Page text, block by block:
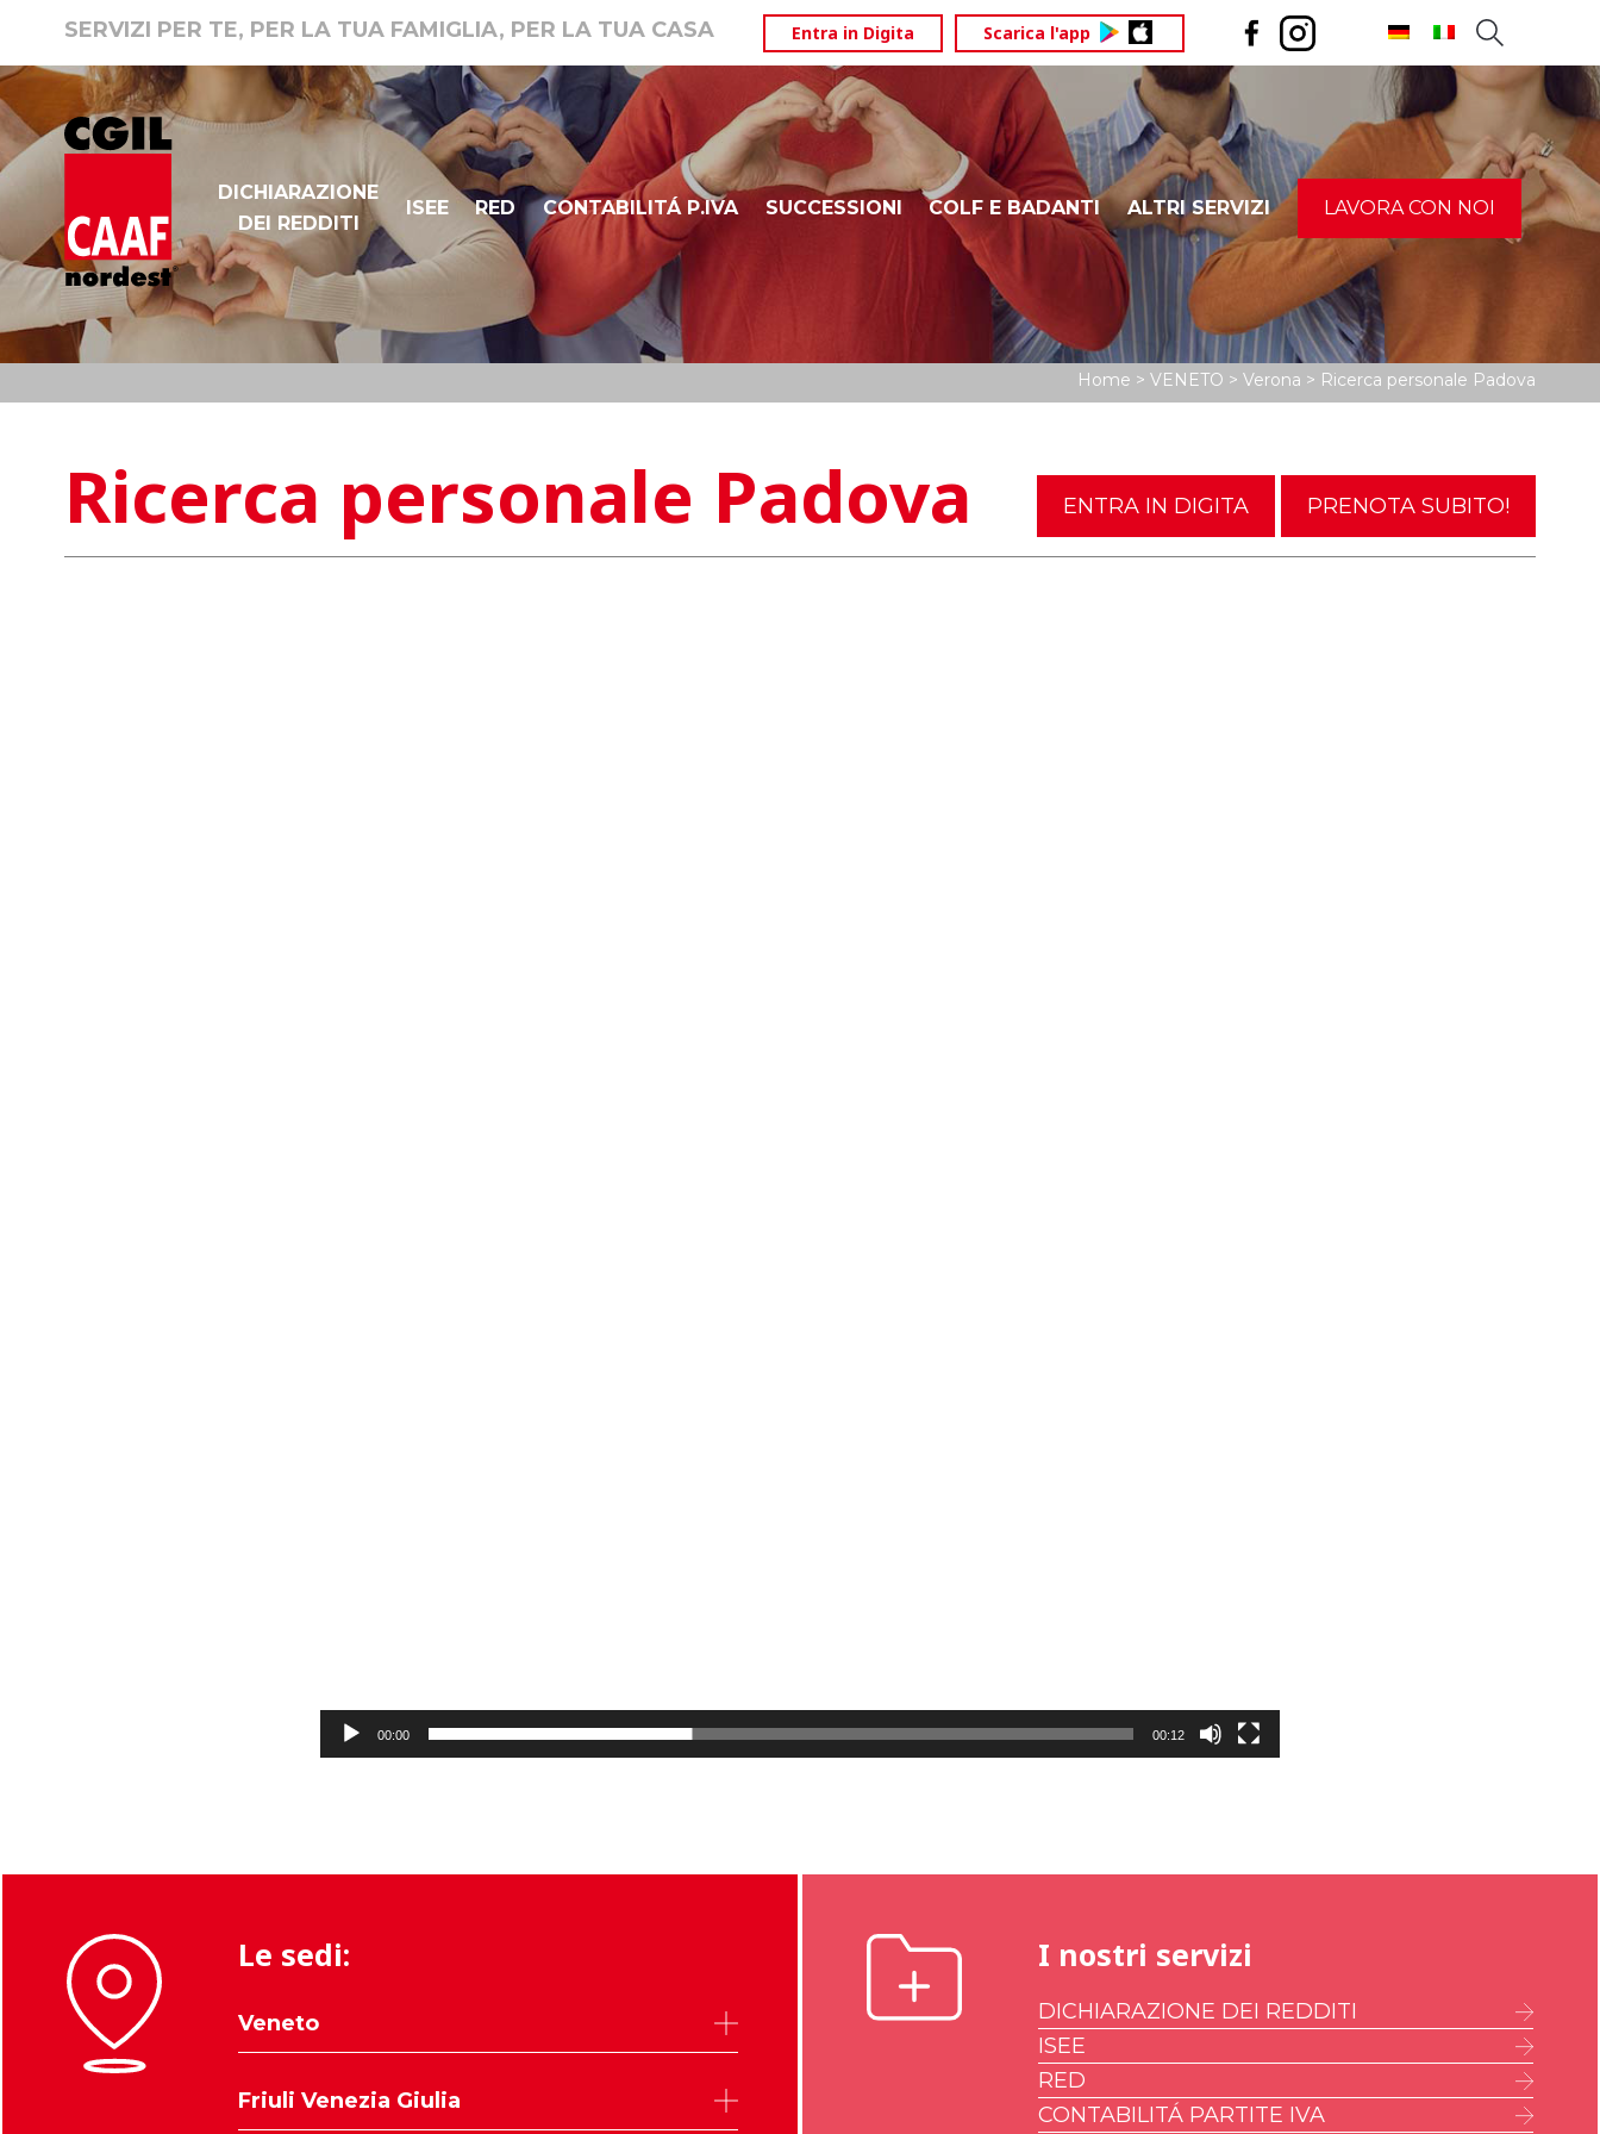
SERVIZI PER TE, PER LA TUA FAMIGLIA, PER LA TUA CASA Entra in Digita Scarica l'app
DICHIARAZIONE
DEI REDDITI
ISEE
DURP – BOLZANO ALTO ADIGE ICEF – TRENTINO
RED CONTABILITÁ P.IVA SUCCESSIONI COLF E BADANTI
ALTRI SERVIZI
IMU – ILIA – IMI – IMIS
LAVORA CON NOI
Home >VENETO >Verona > Ricerca personale Padova
Ricerca personale Padova ENTRA IN DIGITA PRENOTA SUBITO!
00:00 00:12
Le sedi:
Veneto
Belluno
Friuli Venezia Giulia
I nostri servizi
DICHIARAZIONE DEI REDDITI
ISEE
RED
CONTABILITÁ PARTITE IVA